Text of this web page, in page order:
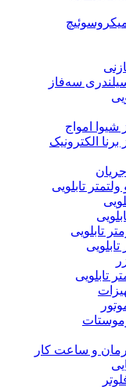
سه‌فاز
شیوا امواج
الکترونیک
تابلویی
تابلویی
تابلویی
و ساعت کار